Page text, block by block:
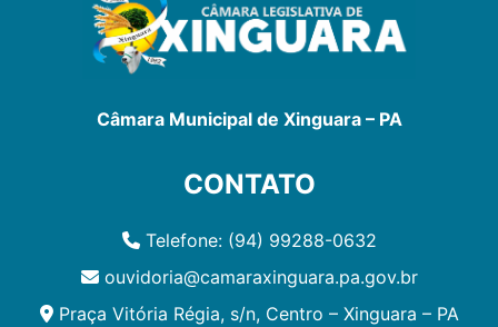
Câmara Municipal de Xinguara – PA
CONTATO
Telefone: (94) 99288-0632
ouvidoria@camaraxinguara.pa.gov.br
Praça Vitória Régia, s/n, Centro – Xinguara – PA